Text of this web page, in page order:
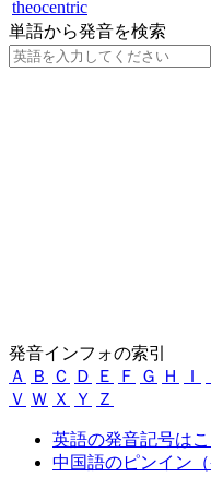
theocentric
単語から発音を検索
発音インフォの索引
Ａ
Ｂ Ｃ Ｄ Ｅ Ｆ Ｇ Ｈ Ｉ
Ｖ Ｗ Ｘ Ｙ Ｚ
英語の発音記号は
中国語のピンイン